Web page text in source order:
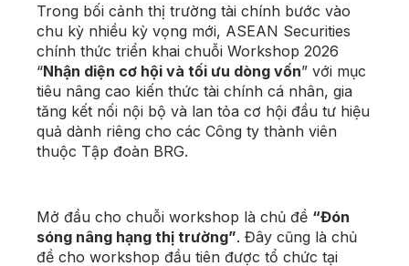
Trong bối cảnh thị trường tài chính bước vào
chu kỳ nhiều kỳ vọng mới, ASEAN Securities
chính thức triển khai chuỗi Workshop 2026
“Nhận diện cơ hội và tối ưu dòng vốn” với mục
tiêu nâng cao kiến thức tài chính cá nhân, gia
tăng kết nối nội bộ và lan tỏa cơ hội đầu tư hiệu
quả dành riêng cho các Công ty thành viên
thuộc Tập đoàn BRG.
Mở đầu cho chuỗi workshop là chủ đề “Đón
sóng nâng hạng thị trường”. Đây cũng là chủ
đề cho workshop đầu tiên được tổ chức tại